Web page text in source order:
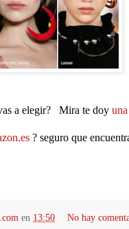
a elegir? Mira te doy
? seguro que
en 13:50 No hay